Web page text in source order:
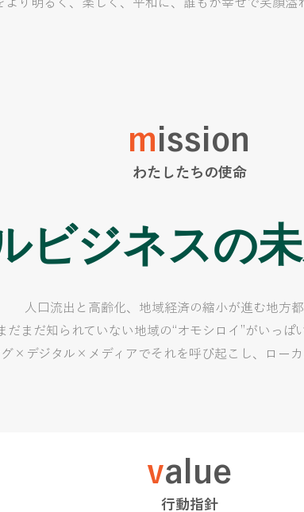
mission
わたしたちの使命
ビジネスの
人口流出と高齢化、地域経済の縮小が進む地方都
だまだ知られていない地域の“オモシロイ”がいっぱ
×デジタル×メディアでそれを呼び起こし、ローカ
​value
行動指針